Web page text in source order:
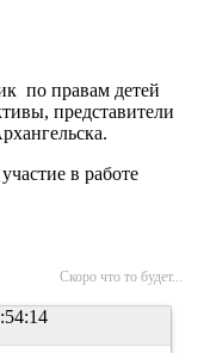
по правам детей
представители
в работе
Скоро что то будет...